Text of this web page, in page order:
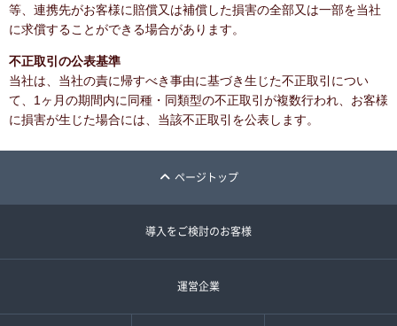
等、連携先がお客様に賠償又は補償した損害の全部又は一部を当社
に求償することができる場合があります。
不正取引の公表基準
当社は、当社の責に帰すべき事由に基づき生じた不正取引につい
て、1ヶ月の期間内に同種・同類型の不正取引が複数行われ、お客様
に損害が生じた場合には、当該不正取引を公表します。
ページトップ
導入をご検討のお客様
運営企業